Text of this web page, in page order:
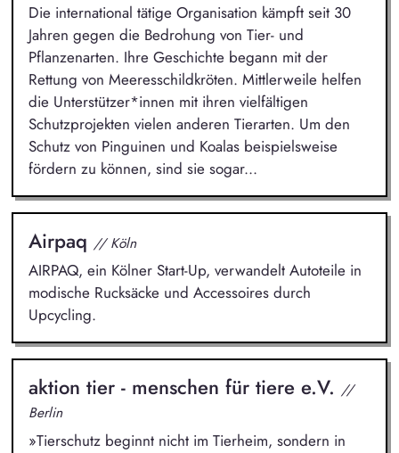
Die international tätige Organisation kämpft seit 30
Jahren gegen die Bedrohung von Tier- und
Pflanzenarten. Ihre Geschichte begann mit der
Rettung von Meeresschildkröten. Mittlerweile helfen
die Unterstützer*innen mit ihren vielfältigen
Schutzprojekten vielen anderen Tierarten. Um den
Schutz von Pinguinen und Koalas beispielsweise
fördern zu können, sind sie sogar...
Airpaq // Köln
AIRPAQ, ein Kölner Start-Up, verwandelt Autoteile in
modische Rucksäcke und Accessoires durch
Upcycling.
aktion tier - menschen für tiere e.V. //
Berlin
»Tierschutz beginnt nicht im Tierheim, sondern in